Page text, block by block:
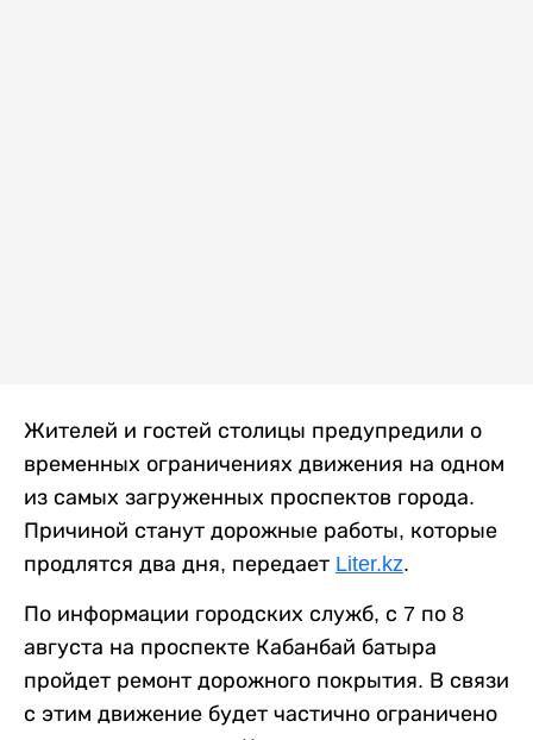
Жителей и гостей столицы предупредили о
временных ограничениях движения на одном
из самых загруженных проспектов города.
Причиной станут дорожные работы, которые
продлятся два дня, передает Liter.kz.
По информации городских служб, с 7 по 8
августа на проспекте Кабанбай батыра
пройдет ремонт дорожного покрытия. В связи
с этим движение будет частично ограничено